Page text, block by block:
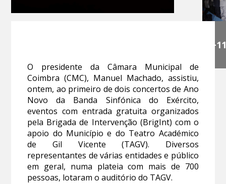
+11
O presidente da Câmara Municipal de
Coimbra (CMC), Manuel Machado, assistiu,
ontem, ao primeiro de dois concertos de Ano
Novo da Banda Sinfónica do Exército,
eventos com entrada gratuita organizados
pela Brigada de Intervenção (BrigInt) com o
apoio do Município e do Teatro Académico
de Gil Vicente (TAGV). Diversos
representantes de várias entidades e público
em geral, numa plateia com mais de 700
pessoas, lotaram o auditório do TAGV.